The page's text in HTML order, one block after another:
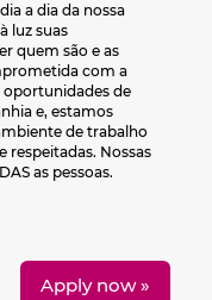
a dia da nossa
luz suas
quem são e as
com a
oportunidades de
e, estamos
de trabalho
respeitadas. Nossas
as pessoas.
Apply now »